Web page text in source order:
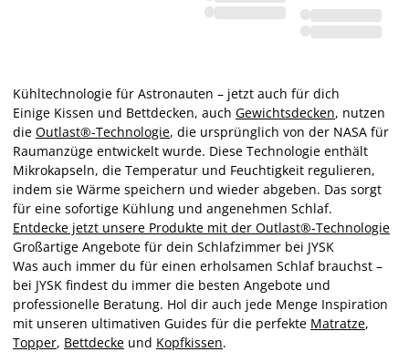
Kühltechnologie für Astronauten – jetzt auch für dich
Einige Kissen und Bettdecken, auch Gewichtsdecken, nutzen
die Outlast®-Technologie, die ursprünglich von der NASA für
Raumanzüge entwickelt wurde. Diese Technologie enthält
Mikrokapseln, die Temperatur und Feuchtigkeit regulieren,
indem sie Wärme speichern und wieder abgeben. Das sorgt
für eine sofortige Kühlung und angenehmen Schlaf.
Entdecke jetzt unsere Produkte mit der Outlast®-Technologie
Großartige Angebote für dein Schlafzimmer bei JYSK
Was auch immer du für einen erholsamen Schlaf brauchst –
bei JYSK findest du immer die besten Angebote und
professionelle Beratung. Hol dir auch jede Menge Inspiration
mit unseren ultimativen Guides für die perfekte Matratze,
Topper, Bettdecke und Kopfkissen.